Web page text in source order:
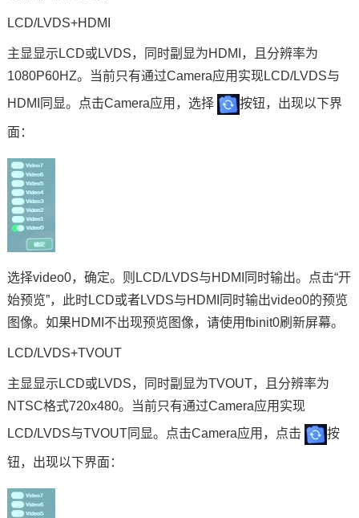
LCD/LVDS+HDMI
主显显示LCD或LVDS，同时副显为HDMI，且分辨率为
1080P60HZ。当前只有通过Camera应用实现LCD/LVDS与
HDMI同显。点击Camera应用，选择 按钮，出现以下界
面：
选择video0，确定。则LCD/LVDS与HDMI同时输出。点击“开
始预览”，此时LCD或者LVDS与HDMI同时输出video0的预览
图像。如果HDMI不出现预览图像，请使用fbinit0刷新屏幕。
LCD/LVDS+TVOUT
主显显示LCD或LVDS，同时副显为TVOUT，且分辨率为
NTSC格式720x480。当前只有通过Camera应用实现
LCD/LVDS与TVOUT同显。点击Camera应用，点击 按
钮，出现以下界面：